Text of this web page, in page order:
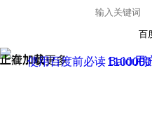
百
正在加载
上滑加载更多 用
使用百度前必读 Baidu
京公网安备